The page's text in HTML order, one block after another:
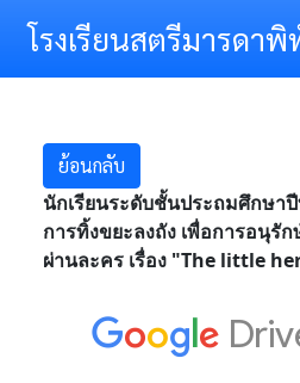
โรงเรียนสตรีมารดา
ย้อนกลับ
นักเรียนระดับชั้นประถมศึกษา
การทิ้งขยะลงถัง เพื่อการอนุรั
ผ่านละคร เรื่อง "The little